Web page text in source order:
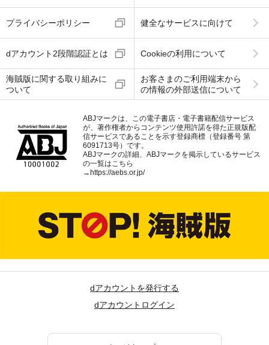
プライバシーポリシー 健全なサービスに向けて
dアカウント2段階認証とは Cookieの利用について
海賊版に関する取り組みに
ついて
お客さまのご利用端末から
の情報の外部送信について
ABJマークは、この電子書店・電子書籍配信サービス
が、著作権者からコンテンツ使用許諾を得た正規版配
信サービスであることを示す登録商標（登録番号 第
6091713号）です。
ABJマークの詳細、ABJマークを掲示しているサービス
の一覧はこちら
→ https://aebs.or.jp/
dアカウントを発行する
dアカウントログイン